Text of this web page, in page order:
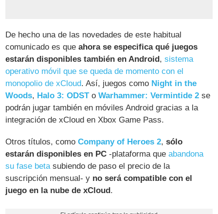
De hecho una de las novedades de este habitual
comunicado es queahora se especifica qué juegos
estarán disponibles también en Android,sistema
operativo móvil que se queda de momento con el
monopolio de xCloud. Así, juegos como Night in the
Woods, Halo 3: ODSToWarhammer: Vermintide 2 se
podrán jugar también en móviles Android gracias a la
integración de xCloud en Xbox Game Pass.
Otros títulos, comoCompany of Heroes 2,sólo
estarán disponibles en PC -plataforma queabandona
su fase betasubiendo de paso el precio de la
suscripción mensual- y no será compatible con el
juego en la nube de xCloud.